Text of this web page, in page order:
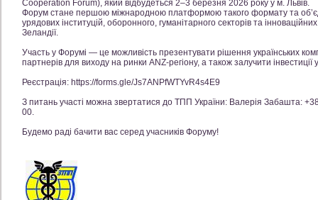
Cooperation Forum), який відбудеться 2–3 березня 2026 року у м. Львів.
Форум стане першою міжнародною платформою такого формату та
урядових інституцій, оборонного, гуманітарного секторів та
Зеландії.
Участь у Форумі — це можливість презентувати рішення українських
партнерів для виходу на ринки ANZ-регіону, а також залучити інвестиції
Реєстрація: https://forms.gle/Js7ANPfWTYvR4s4E9
З питань участі можна звертатися до ТПП України: Валерія Забашта:
00.
Будемо раді бачити вас серед учасників Форуму!